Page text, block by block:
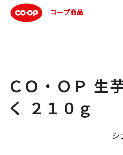
コープ商品
シ
ＣＯ・ＯＰ 生
く ２１０ｇ